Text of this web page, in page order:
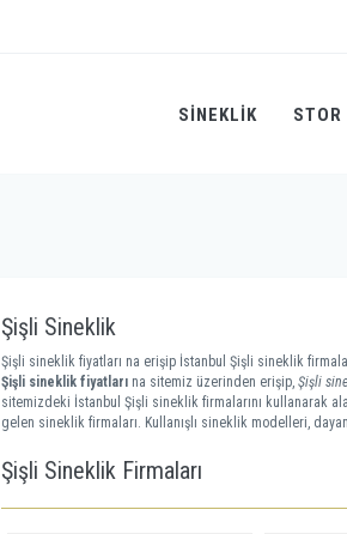
SINEKLIK STOR
Şişli Sineklik
Şişli sineklik fiyatları na erişip İstanbul Şişli sineklik
Şişli sineklik fiyatları na sitemiz üzerinden erişip, Şişli
sitemizdeki İstanbul Şişli sineklik firmalarını kullanarak
gelen sineklik firmaları. Kullanışlı sineklik modelleri,
Şişli Sineklik Firmaları